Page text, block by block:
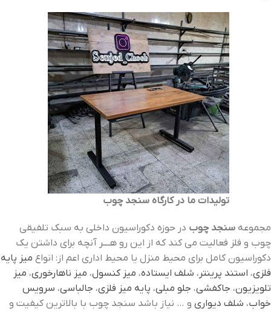
تولیدات ما در کارگاه سنجد چوب
مجموعه سنجد چوب در حوزه دکوراسیون داخلی به سبک تلفیقی
چوب و فلز فعالیت می کند که از این رو هــــر آنچه برای داشتن یک
دکوراسیون کامل برای محیط منزل یا محیط اداری اعم از: انواع میز پایه
فلزی، استند پرینتر ، شلف ایستاده، میز کنسول، میز ناهارخوری، میز
تلویزیون، جاکفشی، جلو مبلی، پایه میز فلزی، جالباسی، سرویس
خواب، شلف دیواری و … نیاز باشد سنجد چوب با بالاترین کیفیت و